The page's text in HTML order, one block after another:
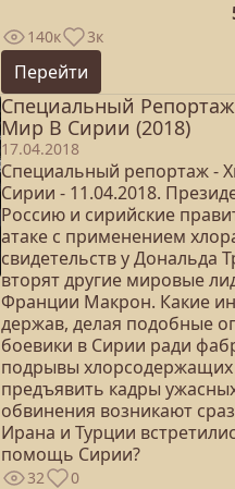
140к 3к
Перейти
Специальный
Мир В Сирии (2018)
17.04.2018
Специальный репортаж -
Сирии - 11.04.2018.
Россию и сирийские
атаке с применением
свидетельств у Дональда
вторят другие мировые
Франции Макрон. Какие
держав, делая подобные
боевики в Сирии ради
подрывы хлорсодержащих
предъявить кадры
обвинения возникают
Ирана и Турции
помощь Сирии?
32 0